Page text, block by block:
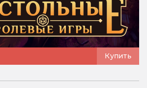
Купить